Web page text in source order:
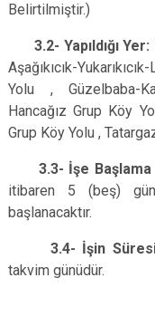
Belirtilmiştir.)
3.2- Yapıldığı Yer:
Aşağıkıcık-
Yolu , Güzelbaba-
Hancağız Grup Köy
Grup Köy Yolu ,
3.3- İşe
itibaren 5 (beş)
başlanacaktır.
3.4- İşin
takvim günüdür.